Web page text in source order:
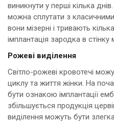
виникнути у перші кілька
можна сплутати з
вони мізерні і тривають
імплантація зародка в стінку
Рожеві виділення
Світло-рожеві кровотечі
циклу та життя жінки. На
бути ознакою імплантації
збільшується продукція
виділення можуть бути